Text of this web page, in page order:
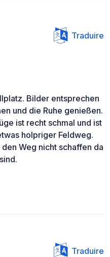
Traduire
Bilder entsprechen
und die Ruhe genießen.
ist recht schmal und ist
holpriger Feldweg.
Weg nicht schaffen da
Traduire